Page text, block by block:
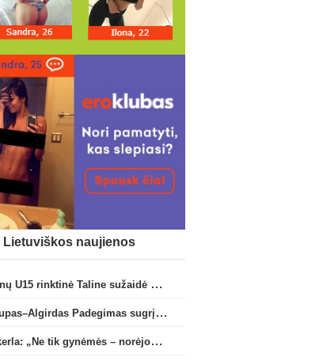
Lietuviškos naujienos
Vaikinų U15 rinktinė Taline sužaidė pirmąsias kontrolines rungtynes
Kristupas–Algirdas Padegimas sugrįžta į FC „Hegelmann” B sudėtį
A. Skerla: „Ne tik gynėmės – norėjome atakuoti“